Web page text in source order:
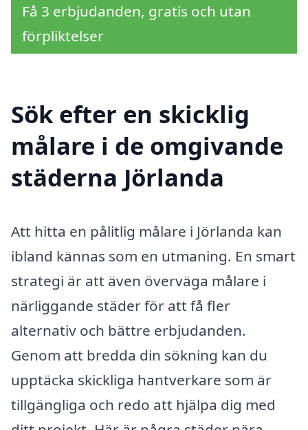
Få 3 erbjudanden, gratis och utan
förpliktelser
Sök efter en skicklig
målare i de omgivande
städerna Jörlanda
Att hitta en pålitlig målare i Jörlanda kan
ibland kännas som en utmaning. En smart
strategi är att även överväga målare i
närliggande städer för att få fler
alternativ och bättre erbjudanden.
Genom att bredda din sökning kan du
upptäcka skickliga hantverkare som är
tillgängliga och redo att hjälpa dig med